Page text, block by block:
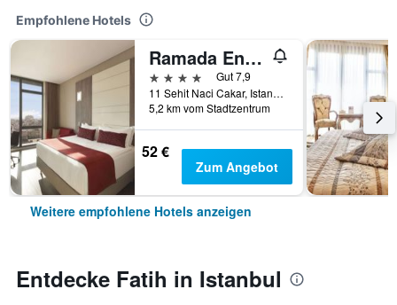
Empfohlene Hotels
Ramada Encore by Wyndham Istanbul Bayrampasa
4 Sterne
Gut 7,9
11 Sehit Naci Cakar, Istanbul, Türkei
5,2 km vom Stadtzentrum
52 €
Zum Angebot
Weitere empfohlene Hotels anzeigen
Entdecke Fatih in Istanbul